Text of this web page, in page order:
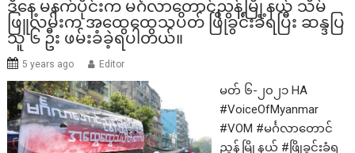
ဒီနေ့ မနက်ပိုင်းက မင်္ဂလာတောင်ညွန့်မြို့နယ် သိမ်
ဖြူလမ်းက အထွေထွေသပိတ် ဖြိုခွင်းခံရပြီး ဆန္ဒပြ
သူ ၆ ဦး ဖမ်းခံခဲ့ရပါတယ်။
5 years ago Editor
မတ် ၆-၂၀၂၁ HA
#VoiceOfMyanmar
#VOM #မင်္ဂလာတောင်
ညွန့်မြို့နယ် #ဖြိုခွင်းခံရ